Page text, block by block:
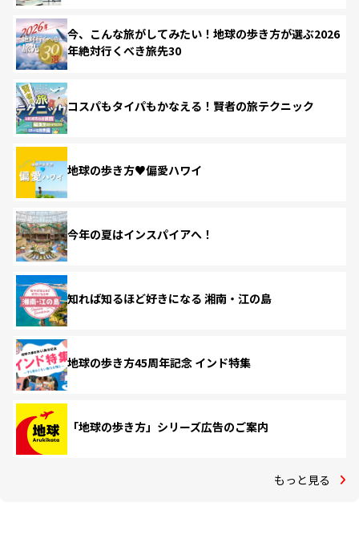
今、こんな旅がしてみたい！地球の歩き方が選ぶ2026
年絶対行くべき旅先30
コスパもタイパもかなえる！賢者の旅テクニック
地球の歩き方♥偏愛ハワイ
今年の夏はインスパイアへ！
知れば知るほど好きになる 湘南・江の島
地球の歩き方45周年記念 インド特集
「地球の歩き方」シリーズ広告のご案内
もっと見る